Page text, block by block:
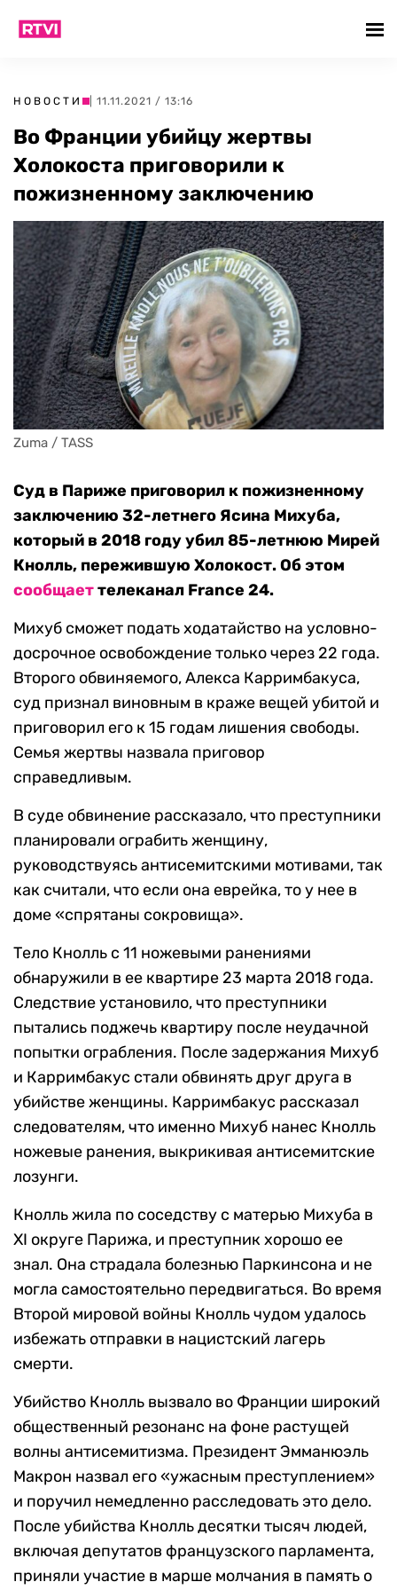
НОВОСТИ | 11.11.2021 / 13:16
Во Франции убийцу жертвы
Холокоста приговорили к
пожизненному заключению
Zuma / TASS
Суд в Париже приговорил к пожизненному
заключению 32-летнего Ясина Михуба,
который в 2018 году убил 85-летнюю Мирей
Кнолль, пережившую Холокост. Об этом
сообщаеттелеканал France 24.
Михуб сможет подать ходатайство на условно-
досрочное освобождение только через 22 года.
Второго обвиняемого, Алекса Карримбакуса,
суд признал виновным в краже вещей убитой и
приговорил его к 15 годам лишения свободы.
Семья жертвы назвала приговор
справедливым.
В суде обвинение рассказало, что преступники
планировали ограбить женщину,
руководствуясь антисемитскими мотивами, так
как считали, что если она еврейка, то у нее в
доме «спрятаны сокровища».
Тело Кнолль с 11 ножевыми ранениями
обнаружили в ее квартире 23 марта 2018 года.
Следствие установило, что преступники
пытались поджечь квартиру после неудачной
попытки ограбления. После задержания Михуб
и Карримбакус стали обвинять друг друга в
убийстве женщины. Карримбакус рассказал
следователям, что именно Михуб нанес Кнолль
ножевые ранения, выкрикивая антисемитские
лозунги.
Кнолль жила по соседству с матерью Михуба в
XI округе Парижа, и преступник хорошо ее
знал. Она страдала болезнью Паркинсона и не
могла самостоятельно передвигаться. Во время
Второй мировой войны Кнолль чудом удалось
избежать отправки в нацистский лагерь
смерти.
Убийство Кнолль вызвало во Франции широкий
общественный резонанс на фоне растущей
волны антисемитизма. Президент Эмманюэль
Макрон назвал его «ужасным преступлением»
и поручил немедленно расследовать это дело.
После убийства Кнолль десятки тысяч людей,
включая депутатов французского парламента,
приняли участие в марше молчания в память о